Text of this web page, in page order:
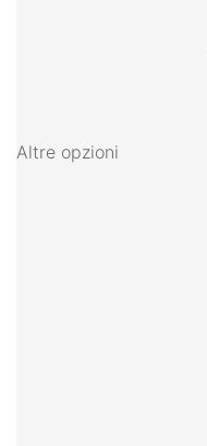
Altre opzioni